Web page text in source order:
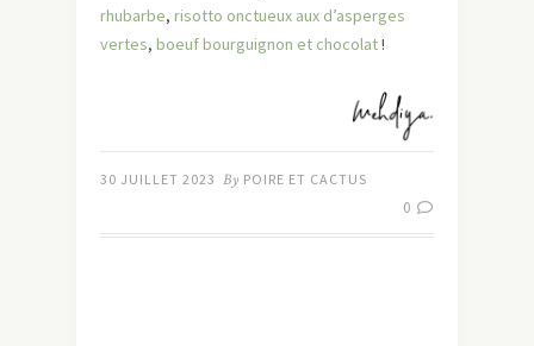
rhubarbe, risotto onctueux aux d’asperges
vertes, boeuf bourguignon et chocolat!
30 JUILLET 2023 By POIRE ET CACTUS
0